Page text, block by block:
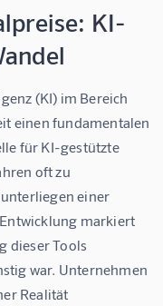
KI-
(KI) im Bereich
einen fundamentalen
für KI-gestützte
oft zu
einer
markiert
dieser Tools
war. Unternehmen
Realität